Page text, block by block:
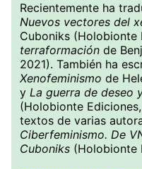
Recientemente ha
Nuevos vectores del
Cuboniks (Holobionte
terraformación de
2021). También ha
Xenofeminismo de
y La guerra de deseo
(Holobionte
textos de varias
Ciberfeminismo. De
Cuboniks (Holobionte